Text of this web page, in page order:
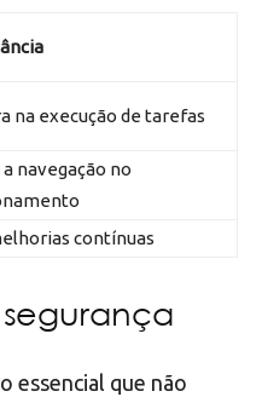
na execução de tarefas
navegação no
contínuas
segurança
essencial que não